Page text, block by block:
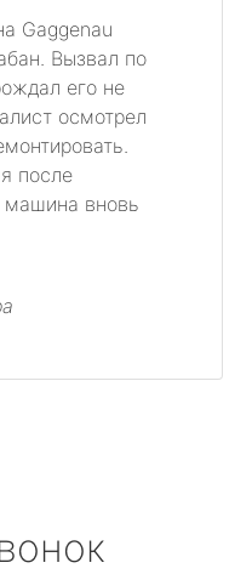
Gaggenau
Вызвал по
его не
осмотрел
после
машина вновь